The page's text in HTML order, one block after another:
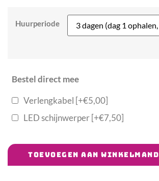
Huurperiode
Bestel direct mee
Verlengkabel [+€5,00]
LED schijnwerper [+€7,50]
TOEVOEGEN AAN WINKELMAND